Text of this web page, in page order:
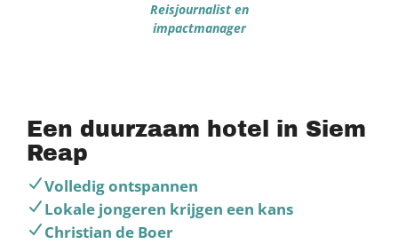
Reisjournalist en
impactmanager
Een duurzaam hotel in Siem
Reap
Volledig ontspannen
Lokale jongeren krijgen een kans
Christian de Boer